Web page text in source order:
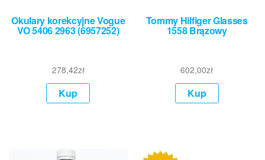
Okulary korekcyjne Vogue
VO 5406 2963 (6957252)
278,42zł
Kup
Tommy Hilfiger Glasses
1558 Brązowy
602,00zł
Kup